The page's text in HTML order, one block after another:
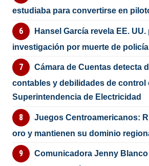
estudiaba para convertirse en
Hansel García revela EE.
investigación por muerte de policía
Cámara de Cuentas detecta
contables y debilidades de control
Superintendencia de Electricidad
Juegos Centroamericanos:
oro y mantienen su dominio
Comunicadora Jenny